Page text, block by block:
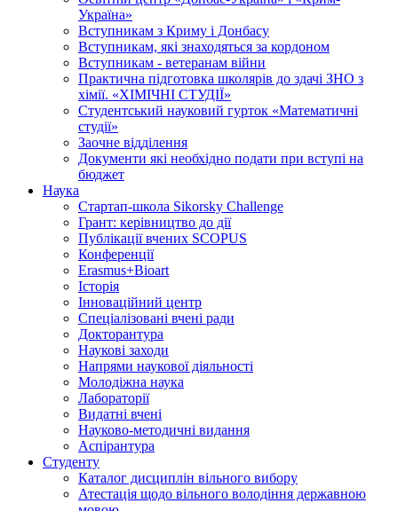
Україна»
Вступникам з Криму і Донбасу
Вступникам, які знаходяться за кордоном
Вступникам - ветеранам війни
Практична підготовка школярів до здачі ЗНО з
хімії. «ХІМІЧНІ СТУДІЇ»
Студентський науковий гурток «Математичні
студії»
Заочне відділення
Документи які необхідно подати при вступі на
бюджет
Наука
Стартап-школа Sikorsky Challenge
Грант: керівництво до дії
Публікації вчених SCOPUS
Конференції
Erasmus+Bioart
Історія
Інноваційний центр
Спеціалізовані вчені ради
Докторантура
Наукові заходи
Напрями наукової діяльності
Молодіжна наука
Лабораторії
Видатні вчені
Науково-методичні видання
Аспірантура
Студенту
Каталог дисциплін вільного вибору
Атестація щодо вільного володіння державною